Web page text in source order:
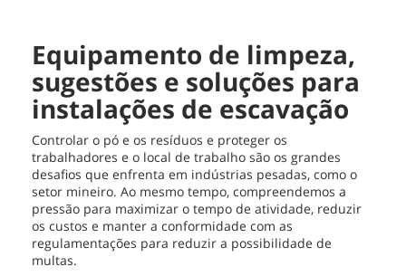
Equipamento de limpeza,
sugestões e soluções para
instalações de escavação
Controlar o pó e os resíduos e proteger os
trabalhadores e o local de trabalho são os grandes
desafios que enfrenta em indústrias pesadas, como o
setor mineiro. Ao mesmo tempo, compreendemos a
pressão para maximizar o tempo de atividade, reduzir
os custos e manter a conformidade com as
regulamentações para reduzir a possibilidade de
multas.